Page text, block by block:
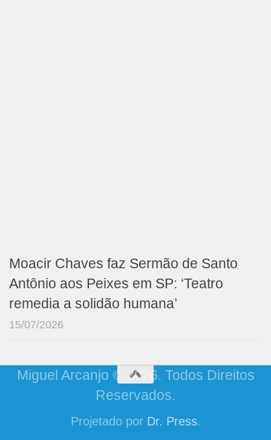
Moacir Chaves faz Sermão de Santo
Antônio aos Peixes em SP: ‘Teatro
remedia a solidão humana’
15/07/2026
Miguel Arcanjo © 2026. Todos Direitos
Reservados.
Projetado por Dr. Press.